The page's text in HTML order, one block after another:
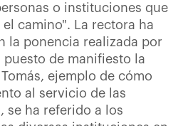
o instituciones que
camino". La rectora ha
la ponencia realizada por
puesto de manifiesto la
ejemplo de cómo
al servicio de las
se ha referido a los